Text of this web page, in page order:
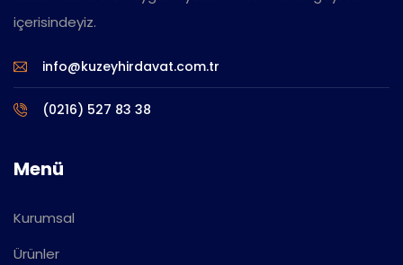
içerisindeyiz.
info@kuzeyhirdavat.com.tr
(0216) 527 83 38
Menü
Kurumsal
Ürünler